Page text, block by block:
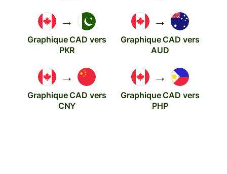
→
Graphique CAD vers
PKR
→
Graphique CAD vers
AUD
→
Graphique CAD vers
CNY
→
Graphique CAD vers
PHP